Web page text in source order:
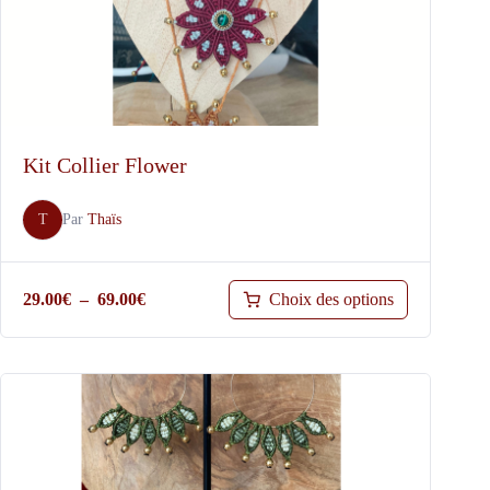
Kit Collier Flower
T Par Thaïs
29.00€ – 69.00€Plage
29.00€
à
69.00€
Choix des options